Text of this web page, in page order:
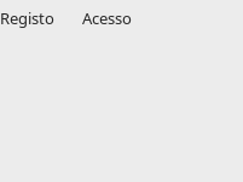
Registo Acesso